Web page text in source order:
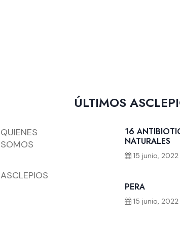
QUIENES
SOMOS
ASCLEPIOS
ÚLTIMOS
16
NATURALES
15 junio, 2022
PERA
15 junio, 2022